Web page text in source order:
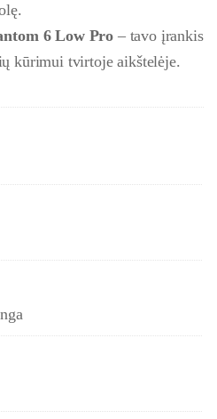
6 Low Pro – tavo įrankis
kūrimui tvirtoje aikštelėje.